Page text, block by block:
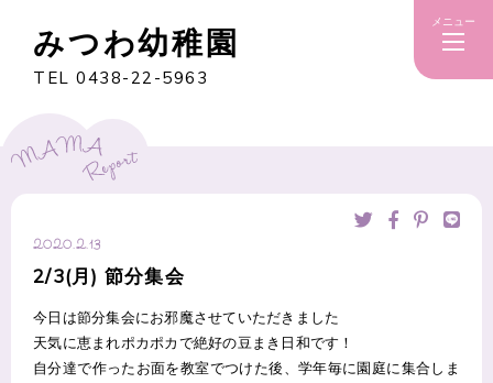
みつわ幼稚園
TEL 0438-22-5963
メニュー
2020.2.13
2/3(月) 節分集会
今日は節分集会にお邪魔させていただきました
天気に恵まれポカポカで絶好の豆まき日和です！
自分達で作ったお面を教室でつけた後、学年毎に園庭に集合しま